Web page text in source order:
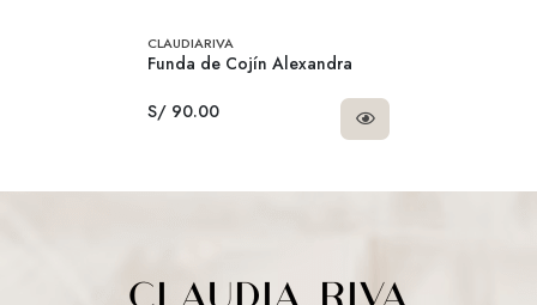
CLAUDIARIVA
Funda de Cojín Alexandra
S/ 90.00